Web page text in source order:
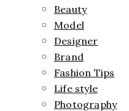
Beauty
Model
Designer
Brand
Fashion Tips
Life style
Photography